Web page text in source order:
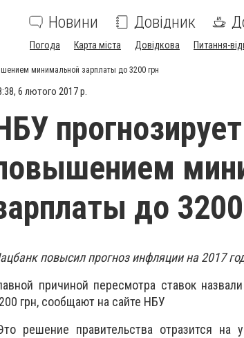
Новини Довідник
Погода Карта міста Довідкова Питання-
минимальной зарплаты до 3200 грн
6 лютого 2017 р.
до
повысил прогноз инфляции на 2017
причиной пересмотра ставок
грн, сообщают на сайте НБУ
решение правительства отразится на